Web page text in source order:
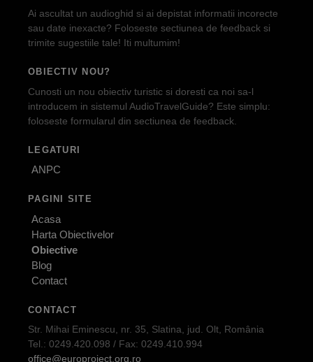
Ai ascultat un audioghid si ai depistat informatii incorecte
sau date inexacte? Foloseste sectiunea de feedback si
trimite sugestiile tale! Iti multumim!
OBIECTIV NOU?
Cunosti un nou obiectiv turistic si doresti ca noi sa-l
introducem in sistemul AudioTravelGuide? Este simplu:
foloseste formularul din sectiunea de feedback.
LEGATURI
ANPC
PAGINI SITE
Acasa
Harta Obiectivelor
Obiective
Blog
Contact
CONTACT
Str. Mihai Eminescu, nr. 35, Slatina, jud. Olt, România
Tel.: 0249.420.098 / Fax: 0249.410.994
office@europroject.org.ro